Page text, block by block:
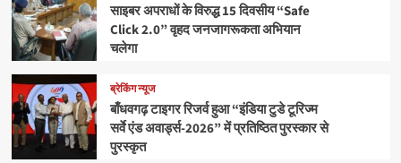
साइबर अपराधों के विरुद्ध 15 दिवसीय “Safe
Click 2.0” वृहद जनजागरूकता अभियान
चलेगा
ब्रेकिंग न्यूज
बाँधवगढ़ टाइगर रिजर्व हुआ “इंडिया टुडे टूरिज्म
सर्वे एंड अवार्ड्स-2026” में प्रतिष्ठित पुरस्कार से
पुरस्कृत